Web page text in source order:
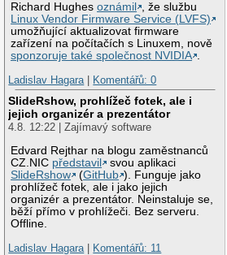
Richard Hughesoznámil
, že službu
Linux Vendor Firmware Service (LVFS)
umožňující aktualizovat firmware
zařízení na počítačích s Linuxem, nově
sponzoruje také společnost NVIDIA .
Ladislav Hagara | Komentářů: 0
SlideRshow, prohlížeč fotek, ale i
jejich organizér a prezentátor
4.8. 12:22 | Zajímavý software
Edvard Rejthar na blogu zaměstnanců
CZ.NIC představil
svou aplikaci
SlideRshow
(GitHub ). Funguje jako
prohlížeč fotek, ale i jako jejich
organizér a prezentátor. Neinstaluje se,
běží přímo v prohlížeči. Bez serveru.
Offline.
Ladislav Hagara | Komentářů: 11